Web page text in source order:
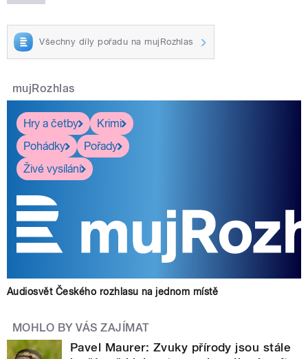
Všechny díly pořadu na mujRozhlas
mujRozhlas
Hry a četby
Krimi
Pohádky
Pořady
Živé vysílání
Audiosvět Českého rozhlasu na jednom místě
MOHLO BY VÁS ZAJÍMAT
Pavel Maurer: Zvuky přírody jsou stále